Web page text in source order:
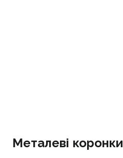
Металеві коронки